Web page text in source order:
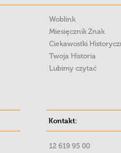
Woblink
Miesięcznik Znak
Ciekawostki
Twoja Historia
Lubimy czytać
Kontakt:
12 619 95 00